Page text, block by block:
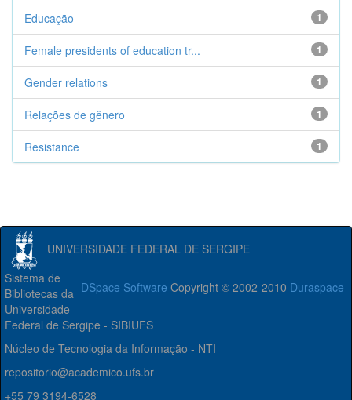
1
Educação
1
Female presidents of education tr...
1
Gender relations
1
Relações de gênero
1
Resistance
UNIVERSIDADE FEDERAL DE SERGIPE
DSpace Software Copyright © 2002-2010 Duraspace
Sistema de
Bibliotecas da
Universidade
Federal de Sergipe - SIBIUFS
Núcleo de Tecnologia da Informação - NTI
repositorio@academico.ufs.br
+55 79 3194-6528